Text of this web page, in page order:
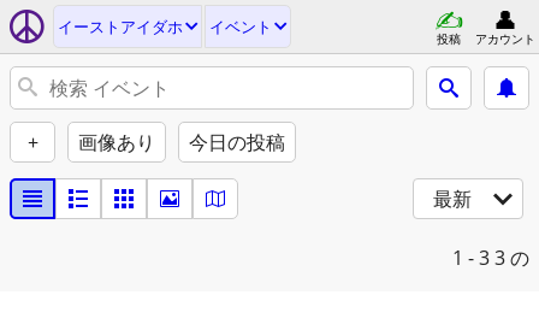
イーストアイダホ イベント
投稿 アカウント
+ 画像あり 今日の投稿
最新
1 - 33 の